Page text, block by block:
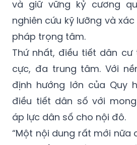
mô dân số tăng.
Tuy nhiên, để bảo đảm
và giữ vững kỷ cương
nghiên cứu kỹ lưỡng và
pháp trọng tâm.
Thứ nhất, điều tiết dân
cực, đa trung tâm. Với
định hướng lớn của Quy
điều tiết dân số với